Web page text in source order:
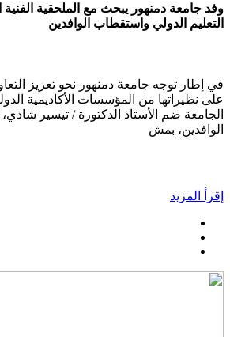
وفد جامعة دمنهور يبحث مع الملحقية الفنية
التعليم الدولي واستقطاب الوافدين
في إطار توجه جامعة دمنهور نحو تعزيز
على نظيراتها من المؤسسات الأكاديمية
الجامعة ضم الأستاذ الدكتورة / تيسير شادي،
الوافدين، بمش
إقرأ المزيد